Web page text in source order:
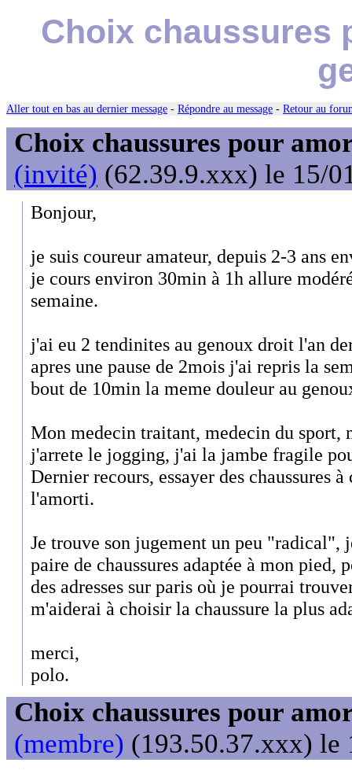
Choix chaussures
Aller tout en bas au dernier message - Répondre au message - Retour au
Choix chaussures pour
(invité) (62.39.9.xxx) le 15/
Bonjour,
je suis coureur amateur, depuis 2-3 ans
je cours environ 30min à 1h allure
semaine.
j'ai eu 2 tendinites au genoux droit l'an
apres une pause de 2mois j'ai repris la
bout de 10min la meme douleur au
Mon medecin traitant, medecin du
j'arrete le jogging, j'ai la jambe fragile
Dernier recours, essayer des chaussures
l'amorti.
Je trouve son jugement un peu "radical",
paire de chaussures adaptée à mon pied,
des adresses sur paris où je pourrai
m'aiderai à choisir la chaussure la plus
merci,
polo.
Choix chaussures pour
(membre) (193.50.37.xxx) le